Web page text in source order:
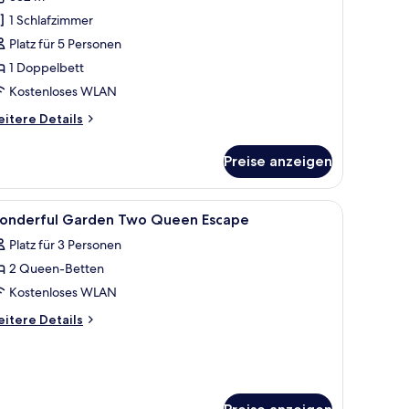
1 Schlafzimmer
Platz für 5 Personen
1 Doppelbett
Kostenloses WLAN
Details
Preise anzeigen
strahlend blauen Himmel.
hochwertige Bettwaren, MinibarBettwäsche aus ägyptischer Baumwolle,
4 Garden Two Queen Escape
Platz für 3 Personen
2 Queen-Betten
Kostenloses WLAN
Details